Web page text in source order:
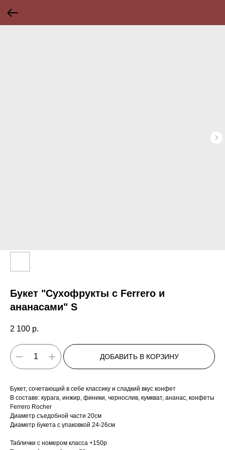
Букет "Сухофрукты с Ferrero и
ананасами" S
2 100 р.
ДОБАВИТЬ В КОРЗИНУ
Букет, сочетающий в себе классику и сладкий вкус конфет
В составе: курага, инжир, финики, чернослив, кумкват, ананас, конфеты
Ferrero Rocher
Диаметр съедобной части 20см
Диаметр букета с упаковкой 24-26см
Таблички с номером класса +150р